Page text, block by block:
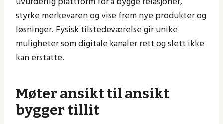
styrke merkevaren og vise frem nye produkter og
løsninger. Fysisk tilstedeværelse gir unike
muligheter som digitale kanaler rett og slett ikke
kan erstatte.
Møter ansikt til ansikt
bygger tillit